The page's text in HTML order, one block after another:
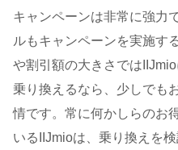
キャンペーンは非常に強力
ルもキャンペーンを実施す
や割引額の大きさでは
乗り換えるなら、少しでも
情です。常に何かしらのお
いるIIJmioは、乗り換えを